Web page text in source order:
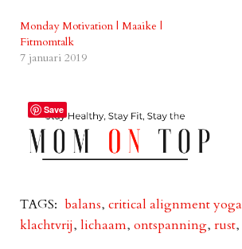
Monday Motivation | Maaike |
Fitmomtalk
7 januari 2019
TAGS: balans, critical alignment yoga
klachtvrij, lichaam, ontspanning, rust,
Save